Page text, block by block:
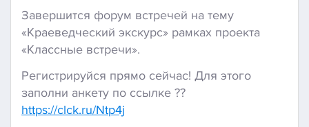
Завершится форум встречей на тему
«Краеведческий экскурс» рамках проекта
«Классные встречи».
Регистрируйся прямо сейчас! Для этого
заполни анкету по ссылке ??
https://clck.ru/Ntp4j